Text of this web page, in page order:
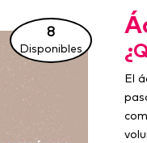
8
Disponibles
El